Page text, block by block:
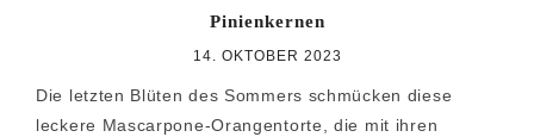
Pinienkernen
14. OKTOBER 2023
Die letzten Blüten des Sommers schmücken diese
leckere Mascarpone-Orangentorte, die mit ihren